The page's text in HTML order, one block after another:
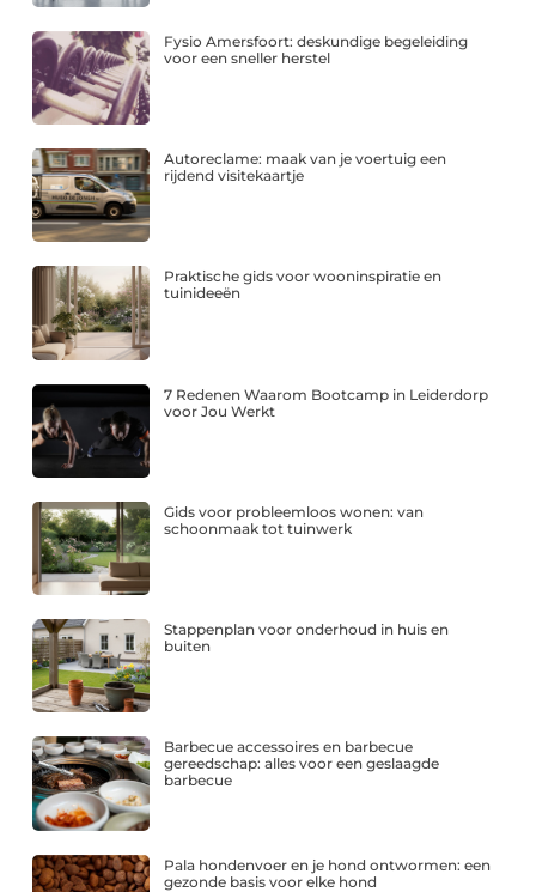
Fysio Amersfoort: deskundige begeleiding
voor een sneller herstel
Autoreclame: maak van je voertuig een
rijdend visitekaartje
Praktische gids voor wooninspiratie en
tuinideeën
7 Redenen Waarom Bootcamp in Leiderdorp
voor Jou Werkt
Gids voor probleemloos wonen: van
schoonmaak tot tuinwerk
Stappenplan voor onderhoud in huis en
buiten
Barbecue accessoires en barbecue
gereedschap: alles voor een geslaagde
barbecue
Pala hondenvoer en je hond ontwormen: een
gezonde basis voor elke hond